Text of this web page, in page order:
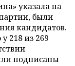
указала на
были
кандидатов.
218 из 269
подписаны